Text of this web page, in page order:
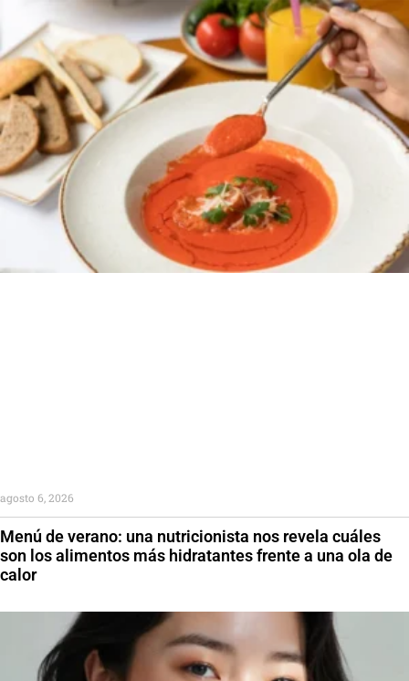
Menú de verano: una nutricionista nos revela cuáles
son los alimentos más hidratantes frente a una ola de
calor
agosto 6, 2026